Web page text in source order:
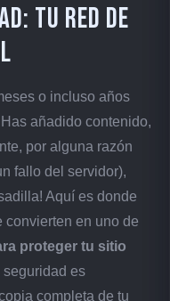
Tu Red de
o incluso años
añadido contenido,
por alguna razón
fallo del servidor),
Aquí es donde
convierten en uno de
proteger tu sitio
seguridad es
completa de tu